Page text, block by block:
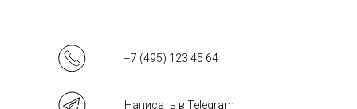
+7 (495) 123 45 64
Написать в Telegram